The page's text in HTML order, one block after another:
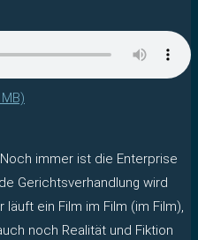
immer ist die Enterprise
Gerichtsverhandlung wird
ein Film im Film (im Film),
noch Realität und Fiktion